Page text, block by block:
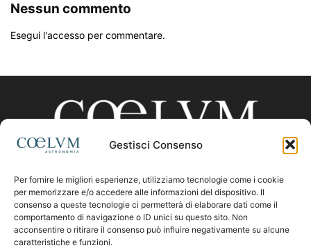
Gestisci Consenso
Per fornire le migliori esperienze, utilizziamo tecnologie come i cookie
per memorizzare e/o accedere alle informazioni del dispositivo. Il
consenso a queste tecnologie ci permetterà di elaborare dati come il
comportamento di navigazione o ID unici su questo sito. Non
acconsentire o ritirare il consenso può influire negativamente su alcune
caratteristiche e funzioni.
Nessun commento
Esegui l'accesso per commentare.
CHI SIAMO
Contattaci:coelumastro@coelum.com